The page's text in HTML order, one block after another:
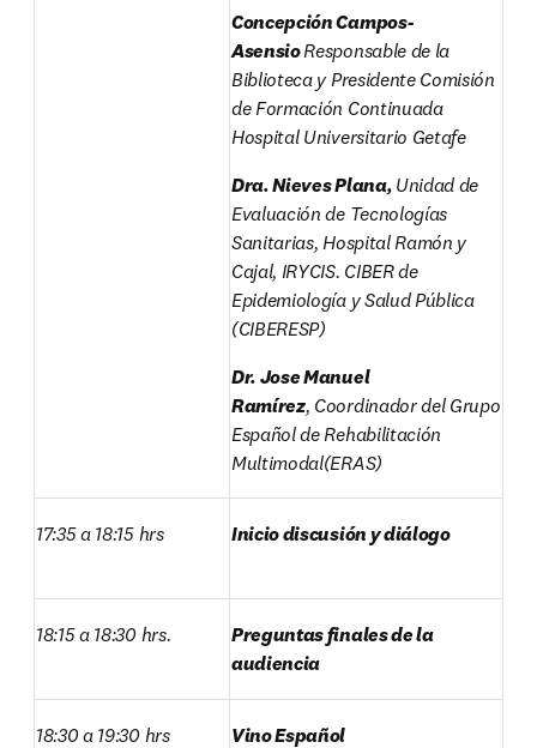
Concepción Campos-
Asensio Responsable de la
Biblioteca y Presidente Comisión
de Formación Continuada
Hospital Universitario Getafe
Dra. Nieves Plana, Unidad de
Evaluación de Tecnologías
Sanitarias, Hospital Ramón y
Cajal, IRYCIS. CIBER de
Epidemiología y Salud Pública
(CIBERESP)
Dr. Jose Manuel
Ramírez, Coordinador del Grupo
Español de Rehabilitación
Multimodal(ERAS)
17:35 a 18:15 hrs Inicio discusión y diálogo
18:15 a 18:30 hrs.
Preguntas finales de la
audiencia
18:30 a 19:30 hrs Vino Español